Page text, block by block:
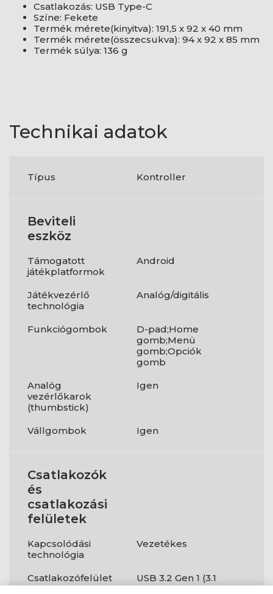
Csatlakozás: USB Type-C
Színe: Fekete
Termék mérete(kinyitva): 191,5 x 92 x 40 mm
Termék mérete(összecsukva): 94 x 92 x 85 mm
Termék súlya: 136 g
Technikai adatok
Típus Kontroller
Beviteli
eszköz
Támogatott
játékplatformok
Android
Játékvezérlő
technológia
Analóg/digitális
Funkciógombok
D-pad;Home
gomb;Menü
gomb;Opciók
gomb
Analóg
vezérlőkarok
(thumbstick)
Igen
Vállgombok Igen
Csatlakozók
és
csatlakozási
felületek
Kapcsolódási
technológia
Vezetékes
Csatlakozófelület
USB 3.2 Gen 1 (3.1
Gen 1)